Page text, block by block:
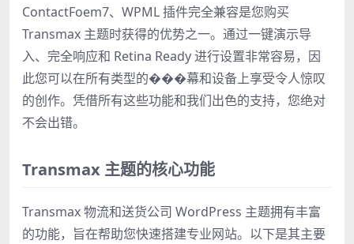
ContactFoem7、WPML 插件完全兼容是您购买
Transmax 主题时获得的优势之一。通过一键演示导
入、完全响应和 Retina Ready 进行设置非常容易，因
此您可以在所有类型的���幕和设备上享受令人惊叹
的创作。凭借所有这些功能和我们出色的支持，您绝对
不会出错。
Transmax 主题的核心功能
Transmax 物流和送货公司 WordPress 主题拥有丰富
的功能，旨在帮助您快速搭建专业网站。以下是其主要